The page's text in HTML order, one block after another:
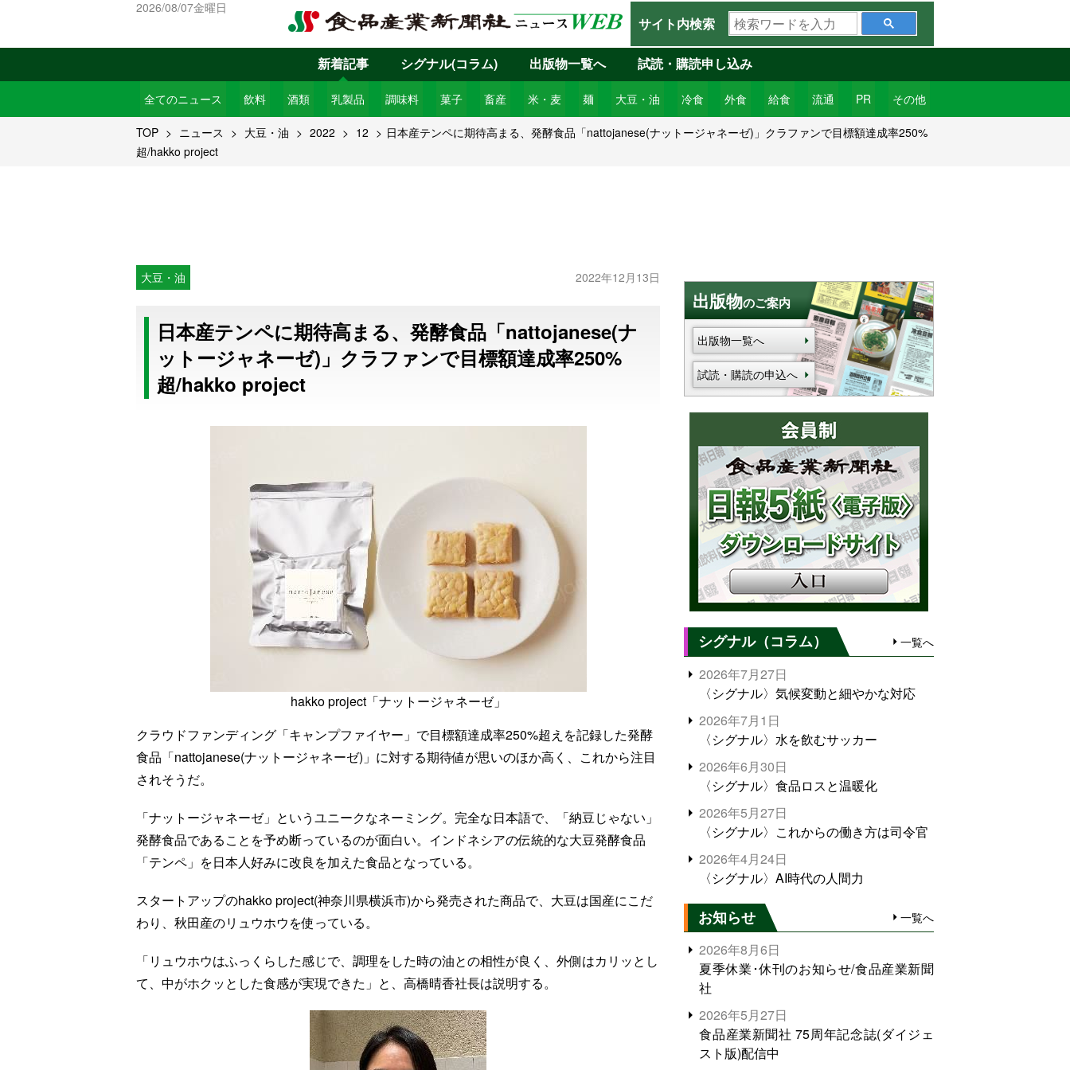
2026/08/07金曜日
サイト内検索
検
索
ワ
ー
ド
を
入
新着記事
全てのニュース 飲料 酒類 乳製品 調味料 菓子 畜産 米・麦 麺 大豆・油 冷食 外食 給食 流通 PR その他
シグナル(コラム) 出版物一覧へ 試読・購読申し込み
TOP ニュース 大豆・油 2022 12
日本産テンペに期待高まる、発酵食品「nattojanese(ナットージャネーゼ)」クラファンで目標額達成率250%
超/hakko project
大豆・油 2022年12月13日
日本産テンペに期待高まる、発酵食品「nattojanese(ナ
ットージャネーゼ)」クラファンで目標額達成率250%
超/hakko project
hakko project「ナットージャネーゼ」
クラウドファンディング「キャンプファイヤー」で目標額達成率250%超えを記録した発酵
食品「nattojanese(ナットージャネーゼ)」に対する期待値が思いのほか高く、これから注目
されそうだ。
「ナットージャネーゼ」というユニークなネーミング。完全な日本語で、「納豆じゃない」
発酵食品であることを予め断っているのが面白い。インドネシアの伝統的な大豆発酵食品
「テンペ」を日本人好みに改良を加えた食品となっている。
スタートアップのhakko project(神奈川県横浜市)から発売された商品で、大豆は国産にこだ
わり、秋田産のリュウホウを使っている。
「リュウホウはふっくらした感じで、調理をした時の油との相性が良く、外側はカリッとし
て、中がホクッとした食感が実現できた」と、高橋晴香社長は説明する。
出版物のご案内
出版物一覧へ
試読・購読の申込へ
シグナル（コラム） 一覧へ
2026年7月27日
〈シグナル〉気候変動と細やかな対応
2026年7月1日
〈シグナル〉水を飲むサッカー
2026年6月30日
〈シグナル〉食品ロスと温暖化
2026年5月27日
〈シグナル〉これからの働き方は司令官
2026年4月24日
〈シグナル〉AI時代の人間力
お知らせ 一覧へ
2026年8月6日
夏季休業･休刊のお知らせ/食品産業新聞
社
2026年5月27日
食品産業新聞社 75周年記念誌(ダイジェ
スト版)配信中